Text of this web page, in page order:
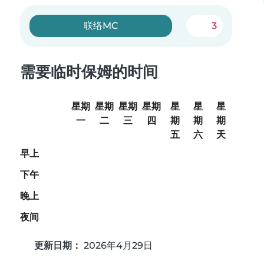
联络MC 3
需要临时保姆的时间
星期
一
星期
二
星期
三
星期
四
星
期
五
星
期
六
星
期
天
早上
下午
晚上
夜间
更新日期： 2026年4月29日